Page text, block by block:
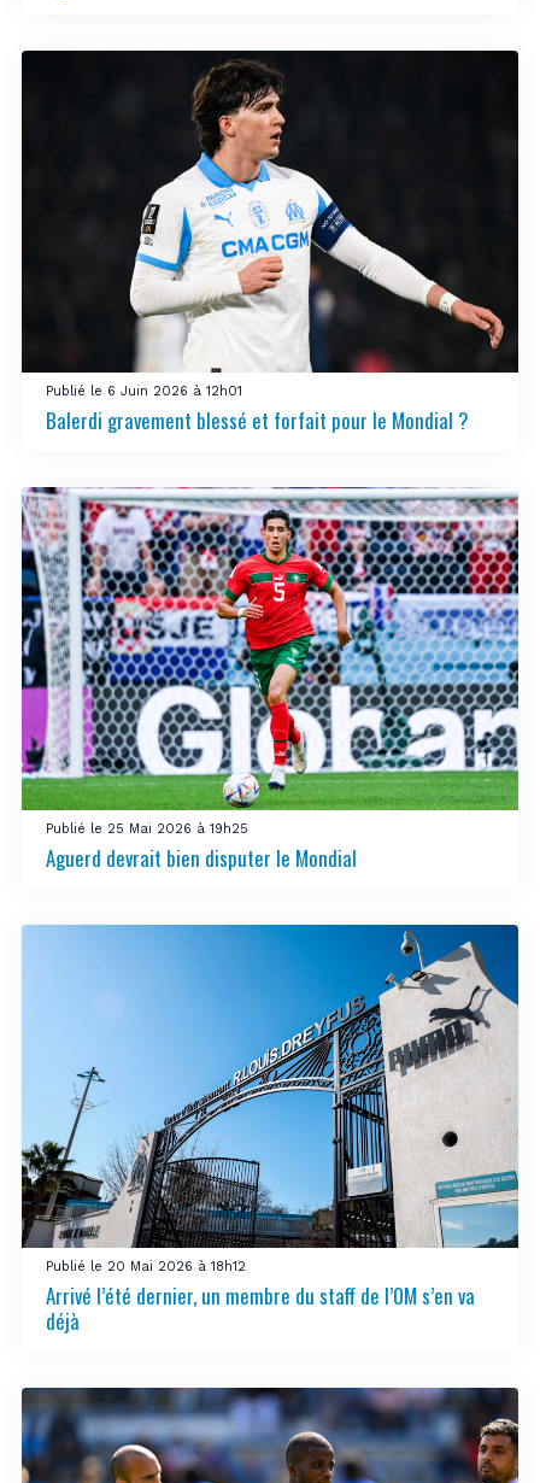
Publié le 6 Juin 2026 à 12h01
Balerdi gravement blessé et forfait pour le Mondial ?
Publié le 25 Mai 2026 à 19h25
Aguerd devrait bien disputer le Mondial
Publié le 20 Mai 2026 à 18h12
Arrivé l’été dernier, un membre du staff de l’OM s’en va
déjà